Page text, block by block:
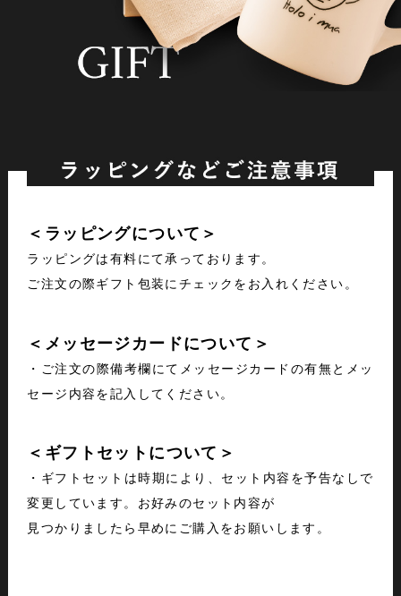
＜ラッピングについて＞
ラッピングは有料にて承っております。
ご注文の際ギフト包装にチェックをお入れください。
＜メッセージカードについて＞
・ご注文の際備考欄にてメッセージカードの有無とメッ
セージ内容を記入してください。
＜ギフトセットについて＞
・ギフトセットは時期により、セット内容を予告なしで
変更しています。お好みのセット内容が
見つかりましたら早めにご購入をお願いします。